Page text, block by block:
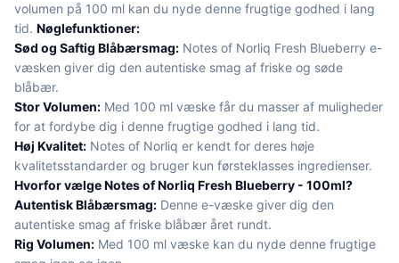
volumen på 100 ml kan du nyde denne frugtige godhed i lang
tid. Nøglefunktioner:
Sød og Saftig Blåbærsmag: Notes of Norliq Fresh Blueberry e-
væsken giver dig den autentiske smag af friske og søde
blåbær.
Stor Volumen: Med 100 ml væske får du masser af muligheder
for at fordybe dig i denne frugtige godhed i lang tid.
Høj Kvalitet: Notes of Norliq er kendt for deres høje
kvalitetsstandarder og bruger kun førsteklasses ingredienser.
Hvorfor vælge Notes of Norliq Fresh Blueberry - 100ml?
Autentisk Blåbærsmag: Denne e-væske giver dig den
autentiske smag af friske blåbær året rundt.
Rig Volumen: Med 100 ml væske kan du nyde denne frugtige